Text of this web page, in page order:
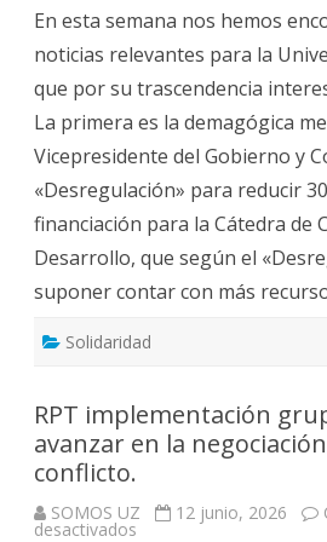
y
la
Universidad.
Cátedra
Cooperación,
Concierto
Bachillerato
y
Ciudad
del
Cine,todo
fluye
en
la
misma
dirección.
En esta semana nos hemos
noticias relevantes para la
que por su trascendencia
La primera es la demagógica
Vicepresidente del Gobierno y
«Desregulación» para reducir
financiación para la Cátedra de
Desarrollo, que según el
suponer contar con más
Solidaridad
RPT implementación
avanzar en la
conflicto.
SOMOS UZ 12 junio, 2026
desactivados